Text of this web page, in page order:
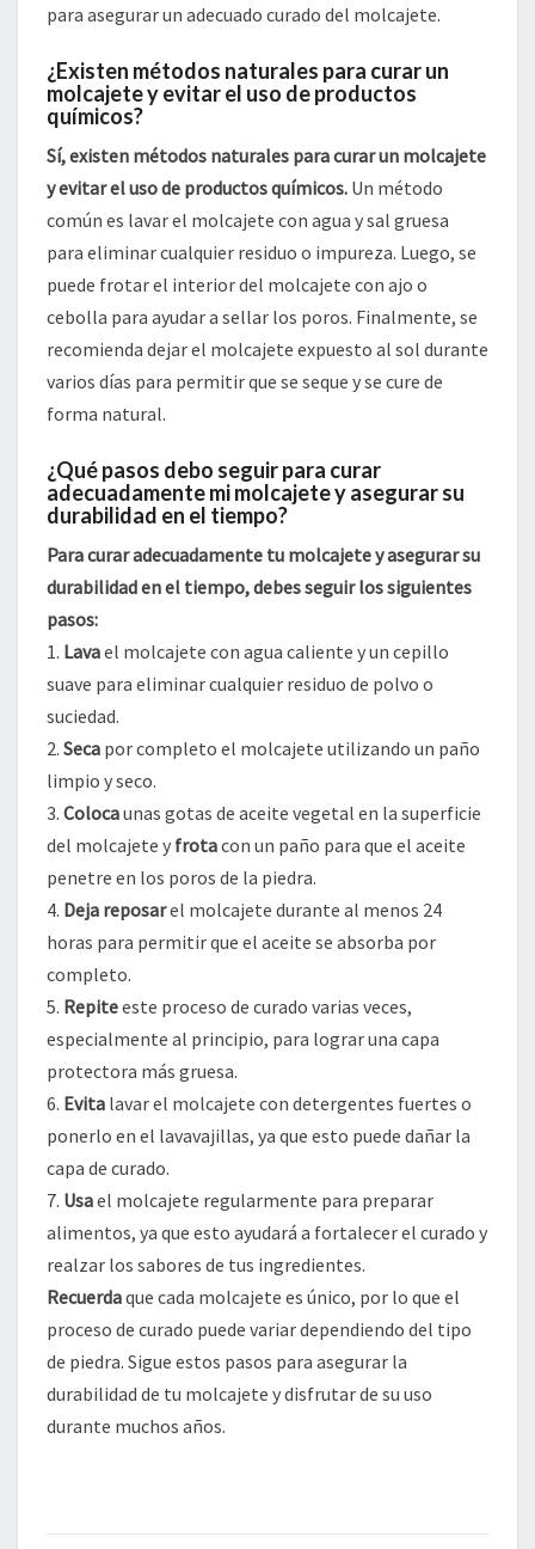
para asegurar un adecuado curado del molcajete.
¿Existen métodos naturales para curar un
molcajete y evitar el uso de productos
químicos?
Sí, existen métodos naturales para curar un molcajete
y evitar el uso de productos químicos. Un método
común es lavar el molcajete con agua y sal gruesa
para eliminar cualquier residuo o impureza. Luego, se
puede frotar el interior del molcajete con ajo o
cebolla para ayudar a sellar los poros. Finalmente, se
recomienda dejar el molcajete expuesto al sol durante
varios días para permitir que se seque y se cure de
forma natural.
¿Qué pasos debo seguir para curar
adecuadamente mi molcajete y asegurar su
durabilidad en el tiempo?
Para curar adecuadamente tu molcajete y asegurar su
durabilidad en el tiempo, debes seguir los siguientes
pasos:
1. Lavael molcajete con agua caliente y un cepillo
suave para eliminar cualquier residuo de polvo o
suciedad.
2. Seca por completo el molcajete utilizando un paño
limpio y seco.
3. Colocaunas gotas de aceite vegetal en la superficie
del molcajete y frotacon un paño para que el aceite
penetre en los poros de la piedra.
4. Deja reposarel molcajete durante al menos 24
horas para permitir que el aceite se absorba por
completo.
5. Repiteeste proceso de curado varias veces,
especialmente al principio, para lograr una capa
protectora más gruesa.
6. Evita lavar el molcajete con detergentes fuertes o
ponerlo en el lavavajillas, ya que esto puede dañar la
capa de curado.
7. Usael molcajete regularmente para preparar
alimentos, ya que esto ayudará a fortalecer el curado y
realzar los sabores de tus ingredientes.
Recuerdaque cada molcajete es único, por lo que el
proceso de curado puede variar dependiendo del tipo
de piedra. Sigue estos pasos para asegurar la
durabilidad de tu molcajete y disfrutar de su uso
durante muchos años.